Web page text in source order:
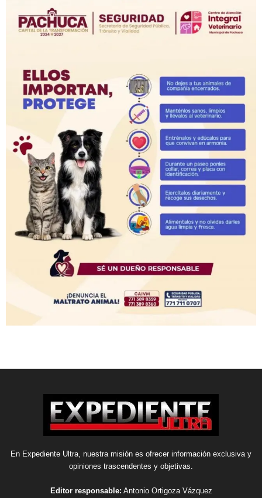
En Expediente Ultra, nuestra misión es ofrecer información exclusiva y
opiniones trascendentes y objetivas.
Editor responsable: Antonio Ortigoza Vázquez